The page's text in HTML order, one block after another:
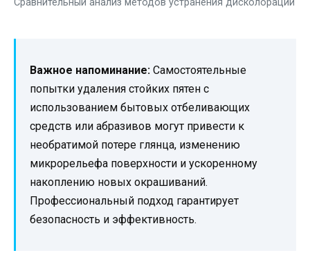
Сравнительный анализ методов устранения дисколораций
Важное напоминание: Самостоятельные
попытки удаления стойких пятен с
использованием бытовых отбеливающих
средств или абразивов могут привести к
необратимой потере глянца, изменению
микрорельефа поверхности и ускоренному
накоплению новых окрашиваний.
Профессиональный подход гарантирует
безопасность и эффективность.